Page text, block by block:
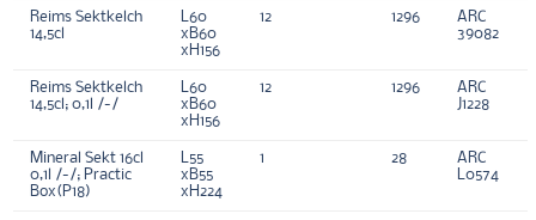
Reims Sektkelch
14,5cl
L60
xB60
xH156
12 1296
ARC
39082
Reims Sektkelch
14,5cl; 0,1l /-/
L60
xB60
xH156
12 1296
ARC
J1228
Mineral Sekt 16cl
0,1l /-/; Practic
Box(P18)
L55
xB55
xH224
1 28
ARC
L0574